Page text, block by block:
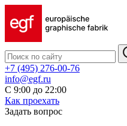
+7 (495) 276-00-76
info@egf.ru
С 9:00 до 22:00
Как проехать
Задать вопрос